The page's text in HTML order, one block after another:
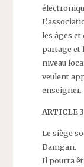
les âges et
partage et
niveau
veulent
enseigner.
ARTICLE
Le siège
Damgan.
Il pourra